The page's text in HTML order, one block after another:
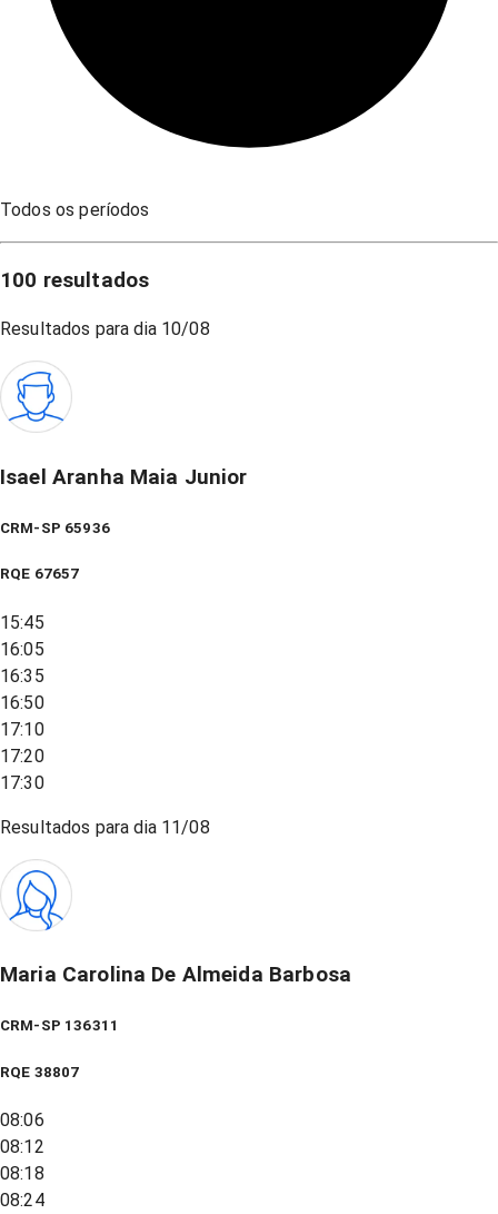
Todos os períodos
100 resultados
Resultados para dia 10/08
Isael Aranha Maia Junior
CRM-SP 65936
RQE 67657
15:45
16:05
16:35
16:50
17:10
17:20
17:30
Resultados para dia 11/08
Maria Carolina De Almeida Barbosa
CRM-SP 136311
RQE 38807
08:06
08:12
08:18
08:24